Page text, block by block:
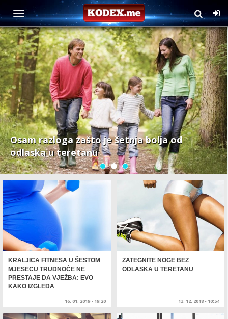
Fitnes
Osam razloga zašto je šetnja bolja od
odlaska u teretanu
KRALJICA FITNESA U ŠESTOM
MJESECU TRUDNOĆE NE
PRESTAJE DA VJEŽBA: EVO
KAKO IZGLEDA
16. 01. 2019 - 19:20
ZATEGNITE NOGE BEZ
ODLASKA U TERETANU
13. 12. 2018 - 10:54